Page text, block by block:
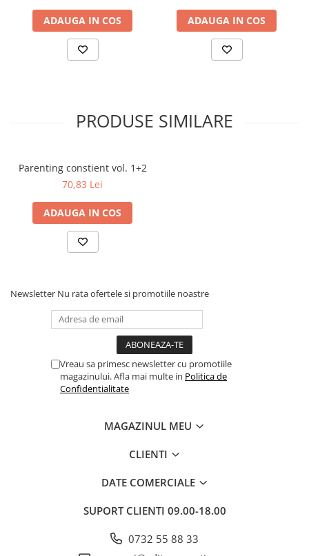
Romane de dragoste, Carti
romantice
Senzatii/Dragoste
Teens Book Club
Birotica & Papetarie
Adezivi si benzi adezive
Articole Birotica
Calculator
Hartie si Accesorii
Instrumente de scris
Seturi birotica
Articole scolare
Caiete si Carnetele scolare
Ghiozdane si Penare scolare
Instrumente de scris
Consumabile & Accesorii
ADAUGA IN COS ADAUGA IN COS
PRODUSE SIMILARE
Parenting constient vol. 1+2
70,83 Lei
ADAUGA IN COS
Newsletter Nu rata ofertele si promotiile noastre
Vreau sa primesc newsletter cu promotiile
magazinului. Afla mai multe in Politica de
Confidentialitate
MAGAZINUL MEU
CLIENTI
DATE COMERCIALE
SUPORT CLIENTI 09.00-18.00
0732 55 88 33